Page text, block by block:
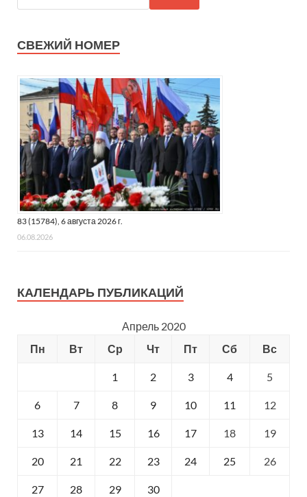
СВЕЖИЙ НОМЕР
83 (15784), 6 августа 2026 г.
06.08.2026
КАЛЕНДАРЬ ПУБЛИКАЦИЙ
Апрель 2020
Пн
Вт Ср Чт Пт Сб Вс
1 2 3 4 5
6 7 8 9 10 11 12
13 14 15 16 17 18 19
20 21 22 23 24 25 26
27 28 29 30